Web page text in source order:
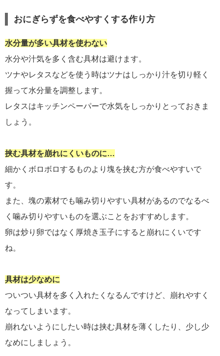
おにぎらずを食べやすくする作り方
水分量が多い具材を使わない
水分や汁気を多く含む具材は避けます。
ツナやレタスなどを使う時はツナはしっかり汁を切り軽く
握って水分量を調整します。
レタスはキッチンペーパーで水気をしっかりとっておきま
しょう。
挟む具材を崩れにくいものに…
細かくボロボロするものより塊を挟む方が食べやすいで
す。
また、塊の素材でも噛み切りやすい具材があるのでなるべ
く噛み切りやすいものを選ぶことをおすすめします。
卵は炒り卵ではなく厚焼き玉子にすると崩れにくいです
ね。
具材は少なめに
ついつい具材を多く入れたくなるんですけど、崩れやすく
なってしまいます。
崩れないようにしたい時は挟む具材を薄くしたり、少し少
なめにしましょう。